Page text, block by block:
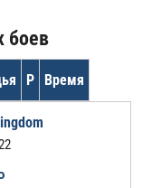
боев
Р Время